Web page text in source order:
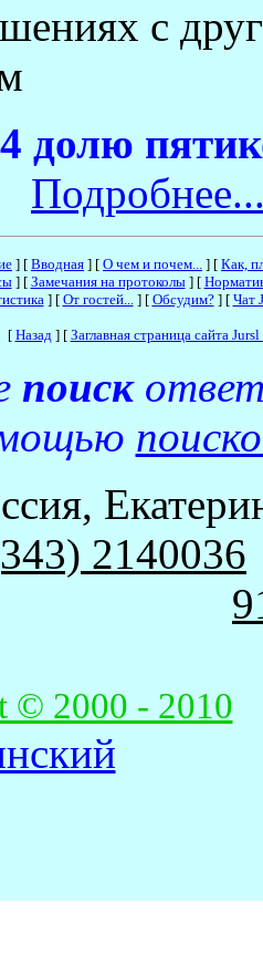
с
долю
] [ Вводная ] [ О чем и почем... ] [ Как,
] [ Замечания на протоколы] [
] [ От гостей...] [ Обсудим?] [ Чат
[ Назад] [ Заглавная страница сайта
поиск
2140036
© 2000 - 2010